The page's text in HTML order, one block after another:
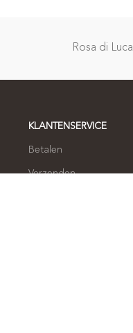
Rosa di Luca
KLANTENSERVICE
Betalen
Verzenden